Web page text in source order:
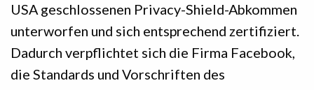
USA geschlossenen Privacy-Shield-Abkommen
unterworfen und sich entsprechend zertifiziert.
Dadurch verpflichtet sich die Firma Facebook,
die Standards und Vorschriften des